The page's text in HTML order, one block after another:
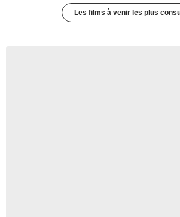
Les films à venir les plus